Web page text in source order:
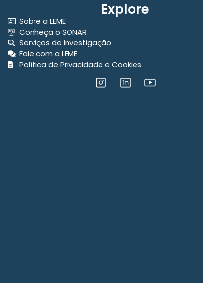
Explore
Sobre a LEME
Conheça o SONAR
Serviços de Investigação
Fale com a LEME
Política de Privacidade e Cookies.